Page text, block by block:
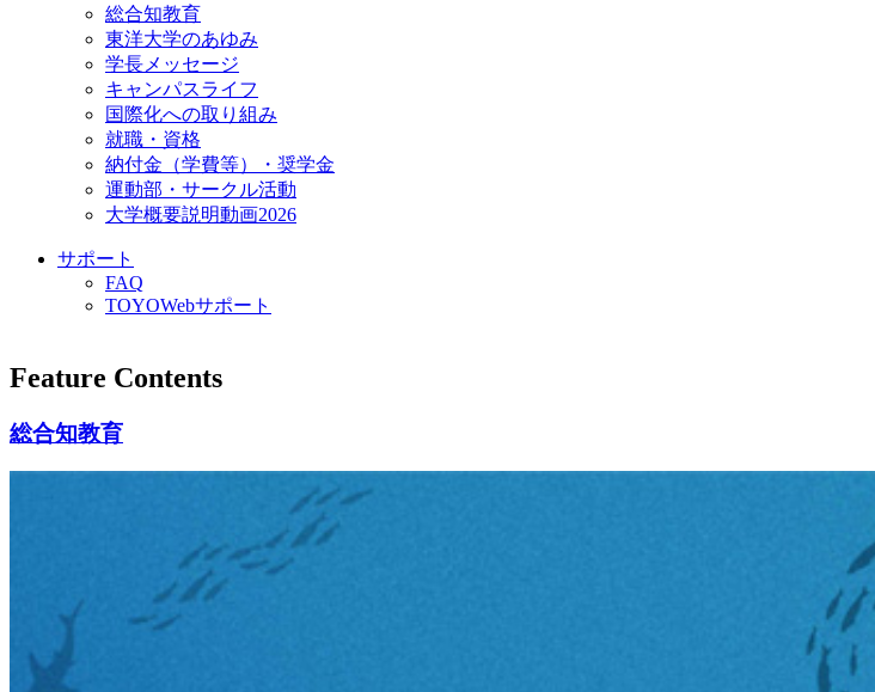
総合知教育
東洋大学のあゆみ
学長メッセージ
キャンパスライフ
国際化への取り組み
就職・資格
納付金（学費等）・奨学金
運動部・サークル活動
大学概要説明動画2026
サポート
FAQ
TOYOWebサポート
Feature Contents
総合知教育